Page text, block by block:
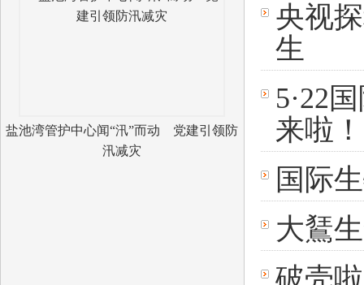
盐池湾管护中心闻“汛”而动 党建引领防
汛减灾
央视
生
5·22
来啦！
国际
大鵟
破壳